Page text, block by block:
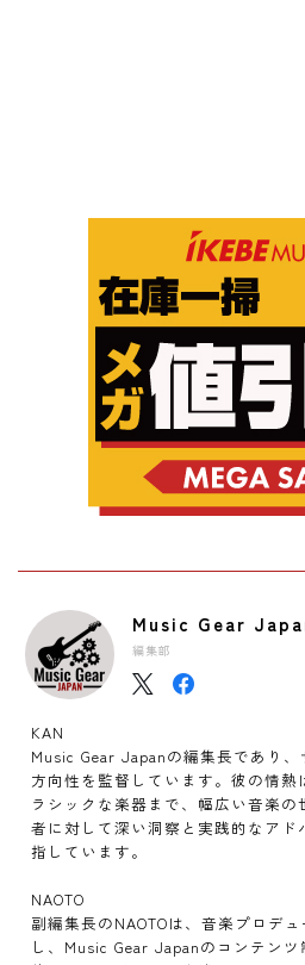
Music Gear
編集部
KAN
Music Gear Japanの編集長であり
方向性を監督しています。彼の情熱
ラシックな楽器まで、幅広い音楽
者に対して深い洞察と実践的なアド
指しています。
NAOTO
副編集長のNAOTOは、音楽プロデ
し、Music Gear Japanのコンテンツ